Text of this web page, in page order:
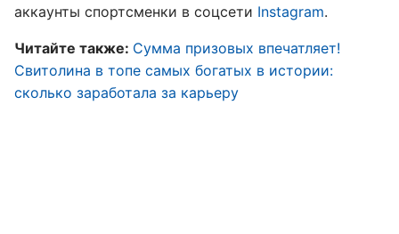
аккаунты спортсменки в соцсети Instagram.
Читайте также: Сумма призовых впечатляет!
Свитолина в топе самых богатых в истории:
сколько заработала за карьеру